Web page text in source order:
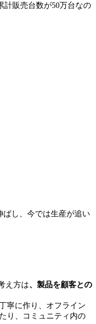
計販売台数が50万台なの
し、今では生産が追い
え方は、製品を顧客との
寧に作り、オフライン
り、コミュニティ内の